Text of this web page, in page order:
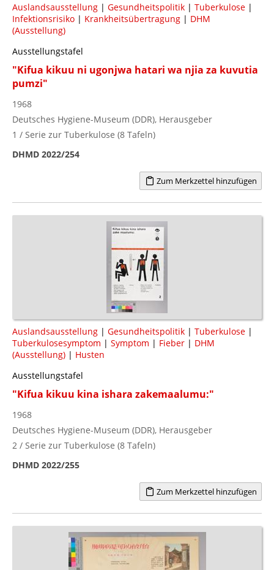
Auslandsausstellung | Gesundheitspolitik | Tuberkulose |
Infektionsrisiko | Krankheitsübertragung | DHM
(Ausstellung)
Ausstellungstafel
"Kifua kikuu ni ugonjwa hatari wa njia za kuvutia
pumzi"
1968
Deutsches Hygiene-Museum (DDR), Herausgeber
1 / Serie zur Tuberkulose (8 Tafeln)
DHMD 2022/254
Zum Merkzettel hinzufügen
Auslandsausstellung | Gesundheitspolitik | Tuberkulose |
Tuberkulosesymptom | Symptom | Fieber | DHM
(Ausstellung) | Husten
Ausstellungstafel
"Kifua kikuu kina ishara zakemaalumu:"
1968
Deutsches Hygiene-Museum (DDR), Herausgeber
2 / Serie zur Tuberkulose (8 Tafeln)
DHMD 2022/255
Zum Merkzettel hinzufügen